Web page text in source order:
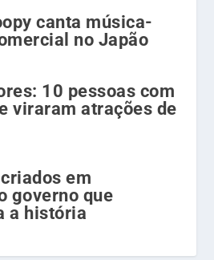
canta música-
no Japão
10 pessoas com
viraram atrações de
em
governo que
a história